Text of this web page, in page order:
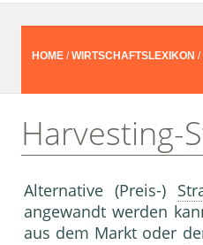
HOME /WIRTSCHAFTSLEXIKON /
Harvesting-
Alternative (Preis-)
angewandt werden
aus dem Markt oder